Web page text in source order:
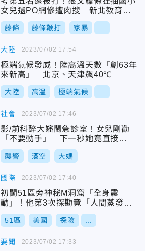
女兒還PO網慘遭肉搜 新北教育局
回應了
藤條 藤條鞭打 家暴
大陸
極端氣候發威！陸高溫天數「創63年
來新高」 北京、天津飆40℃
大陸 高溫 極端氣候
2023/07/02 17:54
社會
影/前科醉大嬸鬧急診室！女兒剛勸
「不要動手」 下一秒她竟直接
「貓」警察
襲警 酒空 大媽
2023/07/02 17:46
國際
初闖51區旁神秘M洞窟「全身震
動」！他第3次探勘竟「人間蒸發」
…網瘋傳陰謀論
51區 美國 探險
2023/07/02 17:40
要聞 2023/07/02 17:33